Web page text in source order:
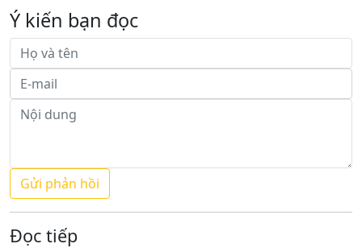
Ý kiến bạn đọc
Đọc tiếp